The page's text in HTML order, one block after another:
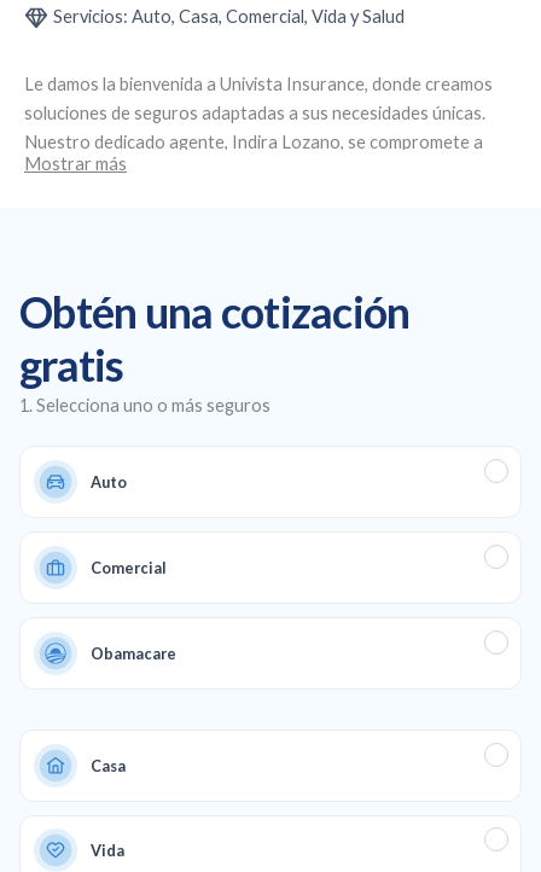
Le damos la bienvenida a Univista Insurance, donde creamos
soluciones de seguros adaptadas a sus necesidades únicas.
Nuestro dedicado agente, Indira Lozano, se compromete a
brindar un servicio personalizado y asesoramiento experto.
garantizar una protección total en todos los aspectos de su
vida y su negocio.
Mostrar más
Servicios: Auto, Casa, Comercial, Vida y Salud
Obtén una cotización
gratis
1. Selecciona uno o más seguros
Auto
Comercial
Obamacare
Casa
Vida